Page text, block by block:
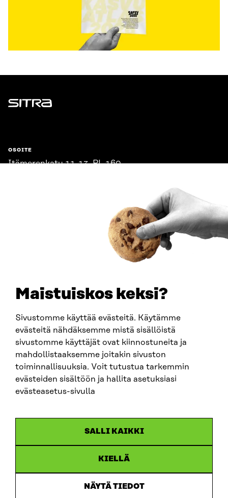
Maistuiskos keksi?
Sivustomme käyttää evästeitä. Käytämme
evästeitä nähdäksemme mistä sisällöistä
sivustomme käyttäjät ovat kiinnostuneita ja
mahdollistaaksemme joitakin sivuston
toiminnallisuuksia. Voit tutustua tarkemmin
evästeiden sisältöön ja hallita asetuksiasi
evästeasetus-sivulla
SALLI KAIKKI
KIELLÄ
NÄYTÄ TIEDOT
Sitra
OSOITE
Itämerenkatu 11-13, PL 160,
SITRA SOSIAALISESSA MEDIASSA
LinkedIn
Instagram
YouTube
Saavutettavuusseloste